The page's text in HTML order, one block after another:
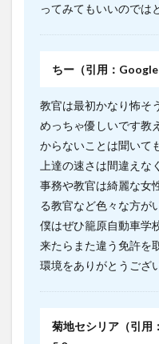
ってみてもいいのでは
ちー（引用：Google
教官は最初かなり怖そ
めっちゃ優しいです教
からないことは聞いて
上達の速さは間違えな
事務や教官は綺麗な女
る教官など色々な方が
僕はぜひ籠原自動車学
来たらまた違う免許を
環境をありがとうござ
菊地セシリア（引用